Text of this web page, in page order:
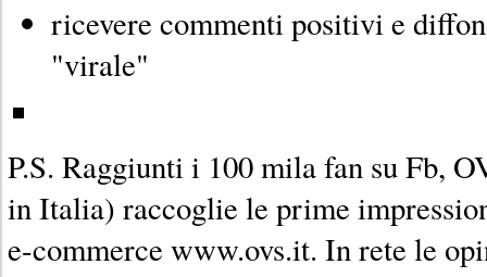
ricevere commenti positivi e
"virale"
P.S. Raggiunti i 100 mila fan su Fb,
in Italia) raccoglie le prime
e-commerce www.ovs.it. In rete le